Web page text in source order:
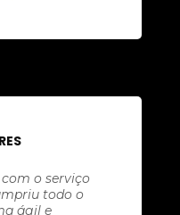
o serviço
todo o
ágil e